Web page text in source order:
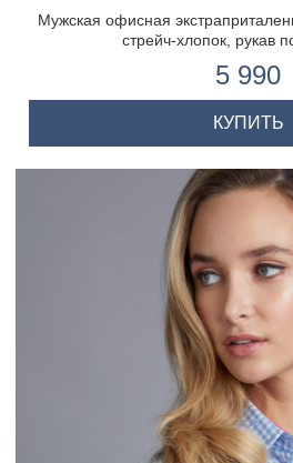
Мужская офисная
стрейч-хлопок, рукав
5 990
КУПИТЬ